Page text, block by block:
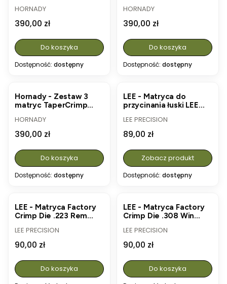
(#546548)
PRODUCENT
HORNADY
Cena
390,00 zł
Do koszyka
Dostępność: dostępny
PRODUCENT
HORNADY
Cena
390,00 zł
Do koszyka
Dostępność: dostępny
Hornady - Zestaw 3
matryc TaperCrimp
(.355) (#546516)
PRODUCENT
HORNADY
Cena
390,00 zł
Do koszyka
Dostępność: dostępny
LEE - Matryca do
przycinania łuski LEE
PRODUCENT
LEE PRECISION
Cena
89,00 zł
Zobacz produkt
Dostępność: dostępny
LEE - Matryca Factory
Crimp Die .223 Rem
PRODUCENT
LEE PRECISION
Cena
90,00 zł
Do koszyka
LEE - Matryca Factory
Crimp Die .308 Win
PRODUCENT
LEE PRECISION
Cena
90,00 zł
Do koszyka